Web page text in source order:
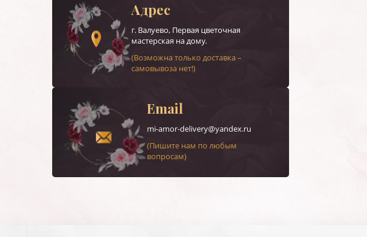
Адрес
г. Валуево, Первая цветочная
мастерская на дому.
(Возможна только доставка –
самовывоза нет!)
Email
mi-amor-delivery@yandex.ru
(Пишите нам по любым
вопросам)